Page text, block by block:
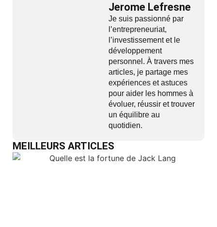
Jerome Lefresne
Je suis passionné par
l’entrepreneuriat,
l’investissement et le
développement
personnel. À travers mes
articles, je partage mes
expériences et astuces
pour aider les hommes à
évoluer, réussir et trouver
un équilibre au
quotidien.
MEILLEURS ARTICLES